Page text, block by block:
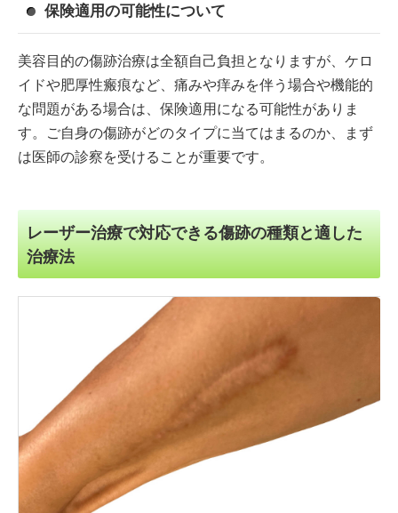
保険適用の可能性について
美容目的の傷跡治療は全額自己負担となりますが、ケロ
イドや肥厚性瘢痕など、痛みや痒みを伴う場合や機能的
な問題がある場合は、保険適用になる可能性がありま
す。ご自身の傷跡がどのタイプに当てはまるのか、まず
は医師の診察を受けることが重要です。
レーザー治療で対応できる傷跡の種類と適した
治療法